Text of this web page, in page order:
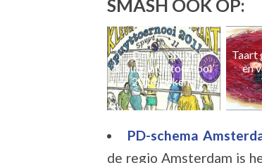
SMASH OOK OP:
Taart groter dan voet
en volleyballes in
Venhorst
PD-schema
de regio Amsterdam is